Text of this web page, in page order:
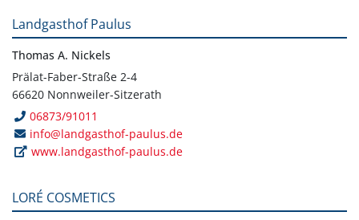
Landgasthof Paulus
Thomas A. Nickels
Prälat-Faber-Straße 2-4
66620 Nonnweiler-Sitzerath
06873/91011
info@landgasthof-paulus.de
www.landgasthof-paulus.de
LORÉ COSMETICS